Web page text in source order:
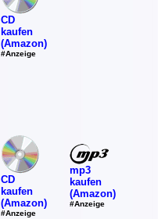
CD
kaufen
(Amazon)
#Anzeige
CD
kaufen
(Amazon)
#Anzeige
mp3
kaufen
(Amazon)
#Anzeige